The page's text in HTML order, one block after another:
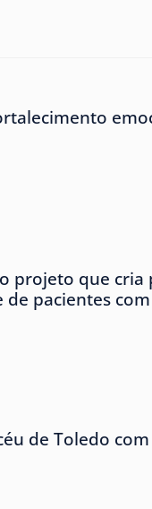
projeto que cria
pacientes
de Toledo